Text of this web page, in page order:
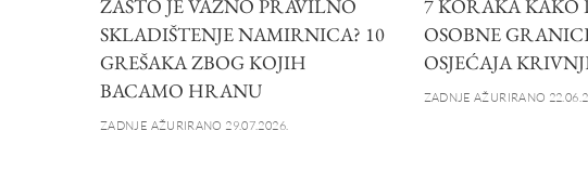
ZAŠTO JE VAŽNO PRAVILNO
SKLADIŠTENJE NAMIRNICA? 10
GREŠAKA ZBOG KOJIH
BACAMO HRANU
ZADNJE AŽURIRANO 29.07.2026.
7 KORAKA KAKO
OSOBNE
OSJEĆAJA
ZADNJE AŽURIRANO